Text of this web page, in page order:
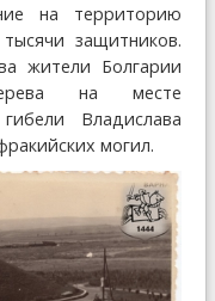
на территорию
защитников.
жители Болгарии
на месте
Владислава
могил.